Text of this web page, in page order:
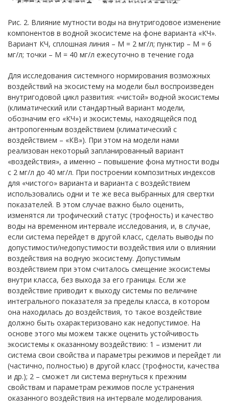
Рис. 2. Влияние мутности воды на внутригодовое изменение
компонентов в водной экосистеме на фоне варианта «КЧ».
Вариант КЧ, сплошная линия – М = 2 мг/л; пунктир – М = 6
мг/л; точки – М = 40 мг/л ежесуточно в течение года
Для исследования системного нормирования возможных
воздействий на экосистему на модели был воспроизведен
внутригодовой цикл развития: «чистой» водной экосистемы
(климатический или стандартный вариант модели,
обозначим его «КЧ») и экосистемы, находящейся под
антропогенным воздействием (климатический с
воздействием – «КВ»). При этом на модели нами
реализован некоторый запланированный вариант
«воздействия», а именно – повышение фона мутности воды
c 2 мг/л до 40 мг/л. При построении композитных индексов
для «чистого» варианта и варианта с воздействием
использовались одни и те же веса выбранных для свертки
показателей. В этом случае важно было оценить,
изменятся ли трофический статус (трофность) и качество
воды на временном интервале исследования, и, в случае,
если система перейдет в другой класс, сделать выводы по
допустимости/недопустимости воздействия или о влиянии
воздействия на водную экосистему. Допустимым
воздействием при этом считалось смещение экосистемы
внутри класса, без выхода за его границы. Если же
воздействие приводит к выходу системы по величине
интегрального показателя за пределы класса, в котором
она находилась до воздействия, то такое воздействие
должно быть охарактеризовано как недопустимое. На
основе этого мы можем также оценить устойчивость
экосистемы к оказанному воздействию: 1 – изменит ли
система свои свойства и параметры режимов и перейдет ли
(частично, полностью) в другой класс (трофности, качества
и др.); 2 – сможет ли система вернуться к прежним
свойствам и параметрам режимов после устранения
оказанного воздействия на интервале моделирования.